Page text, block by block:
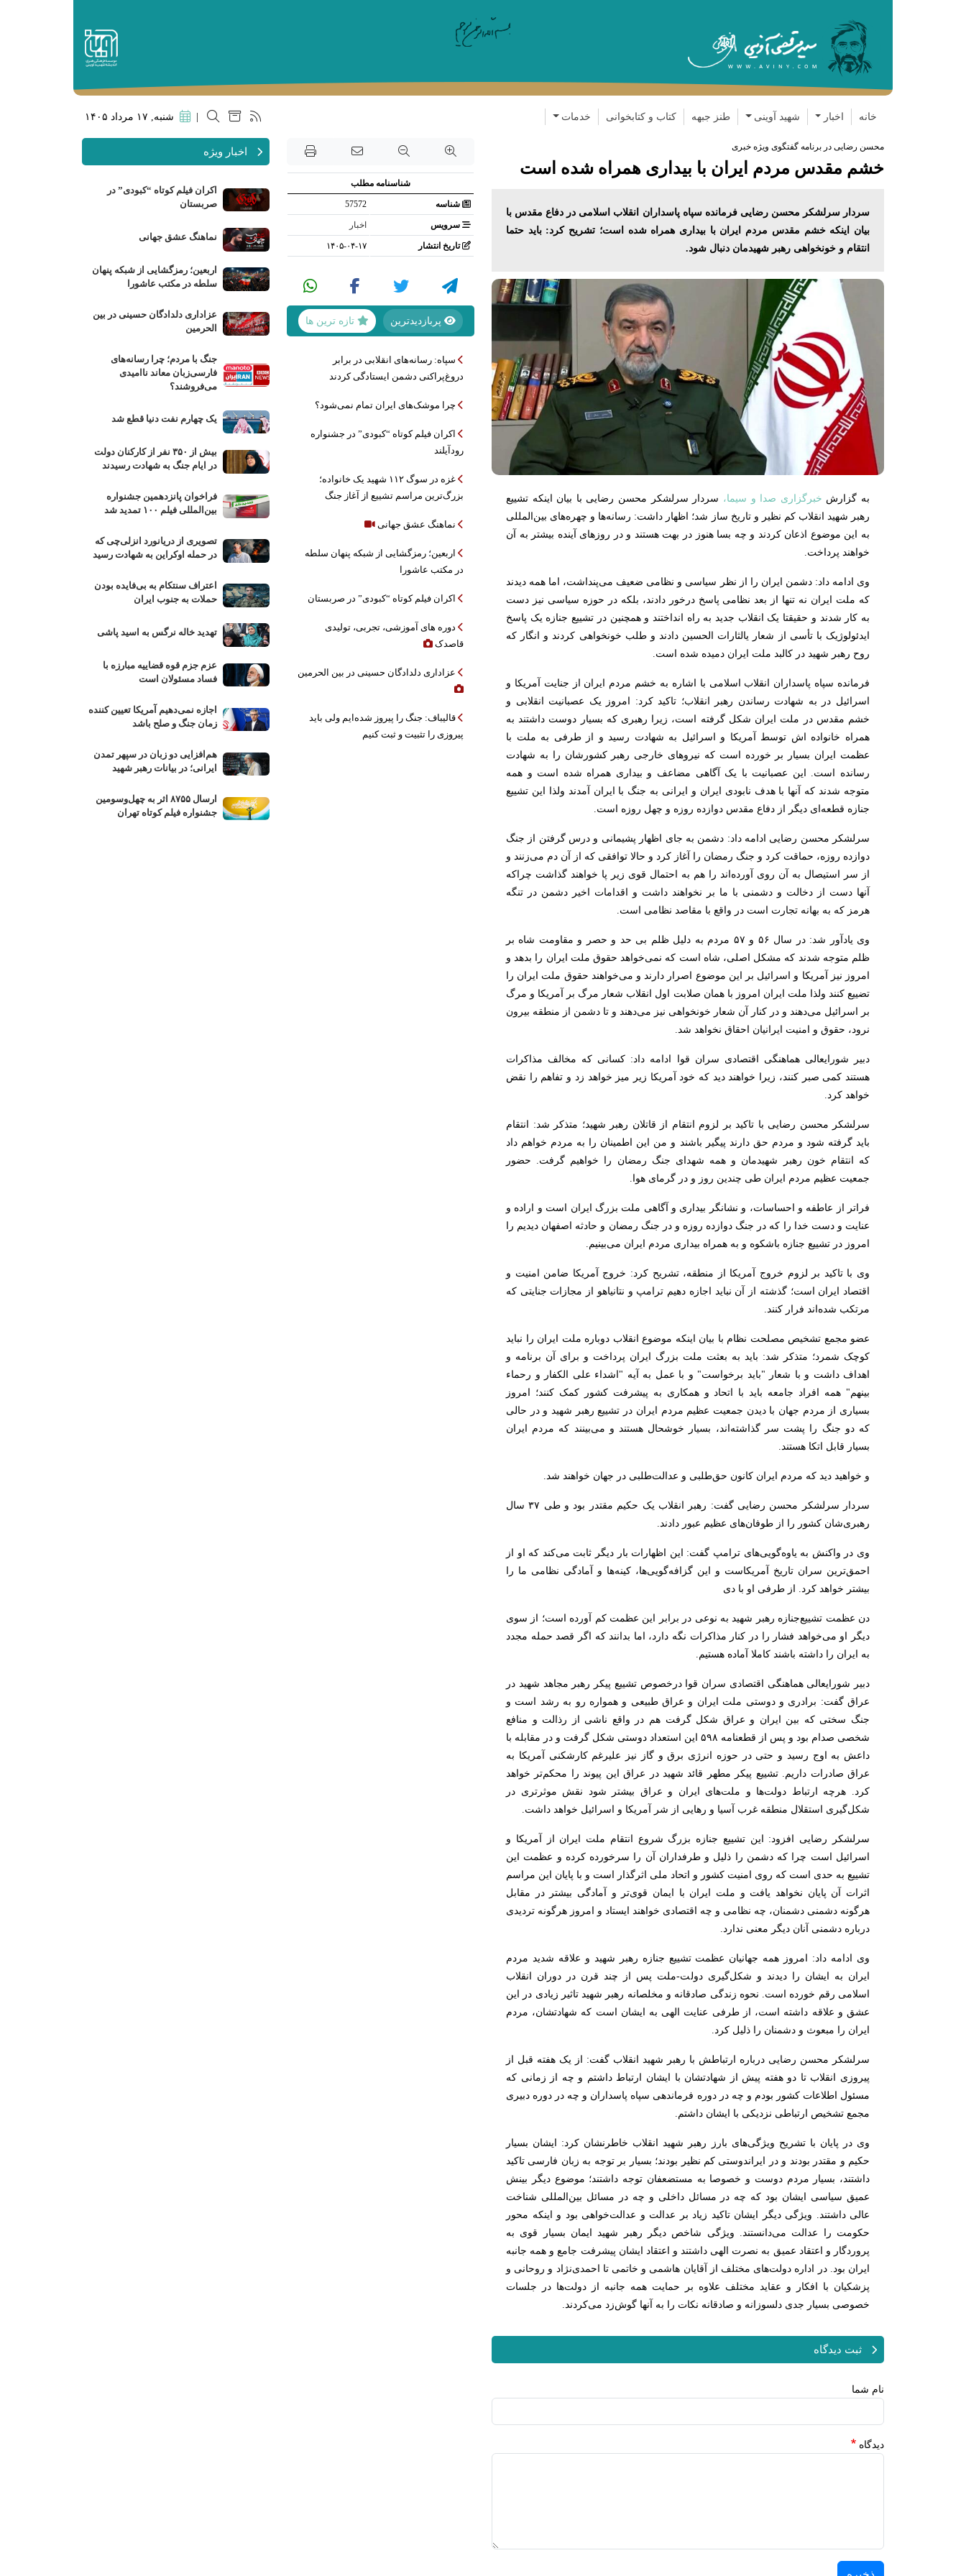
خانه اخبار شهید آوینی طنز جبهه کتاب و کتابخوانی خدمات شنبه, ۱۷ مرداد ۱۴۰۵
محسن رضایی در برنامه گفتگوی ویژه خبری
خشم مقدس مردم ایران با بیداری همراه شده است
سردار سرلشکر محسن رضایی فرمانده سپاه پاسداران انقلاب اسلامی در دفاع مقدس با
بیان اینکه خشم مقدس مردم ایران با بیداری همراه شده است؛ تشریح کرد: باید حتما
انتقام و خونخواهی رهبر شهیدمان دنبال شود.
به گزارش خبرگزاری صدا و سیما، سردار سرلشکر محسن رضایی با بیان اینکه تشییع
رهبر شهید انقلاب کم نظیر و تاریخ ساز شد؛ اظهار داشت: رسانه‌ها و چهره‌های بین‌المللی
به این موضوع اذعان کردند و چه بسا هنوز در بهت هستند و در روز‌های آینده بیشتر به آن
خواهند پرداخت.
وی ادامه داد: دشمن ایران را از نظر سیاسی و نظامی ضعیف می‌پنداشت، اما همه دیدند
که ملت ایران نه تنها از بعد نظامی پاسخ درخور دادند، بلکه در حوزه سیاسی نیز دست
به کار شدند و حقیقتا یک انقلاب جدید به راه انداختند و همچنین در تشییع جنازه یک پاسخ
ایدئولوژیک با تأسی از شعار یالثارات الحسین دادند و طلب خونخواهی کردند و انگار که
روح رهبر شهید در کالبد ملت ایران دمیده شده است.
فرمانده سپاه پاسداران انقلاب اسلامی با اشاره به خشم مردم ایران از جنایت آمریکا و
اسرائیل در به شهادت رساندن رهبر انقلاب؛ تاکید کرد: امروز یک عصبانیت انقلابی و
خشم مقدس در ملت ایران شکل گرفته است، زیرا رهبری که بسیار دوست داشتند به
همراه خانواده اش توسط آمریکا و اسرائیل به شهادت رسید و از طرفی به ملت با
عظمت ایران بسیار بر خورده است که نیرو‌های خارجی رهبر کشورشان را به شهادت
رسانده است. این عصبانیت با یک آگاهی مضاعف و بیداری همراه شده است و همه
متوجه شدند که آنها با هدف نابودی ایران و ایرانی به جنگ با ایران آمدند ولذا این تشییع
جنازه قطعه‌ای دیگر از دفاع مقدس دوازده روزه و چهل روزه است.
سرلشکر محسن رضایی ادامه داد: دشمن به جای اظهار پشیمانی و درس گرفتن از جنگ
دوازده روزه، حماقت کرد و جنگ رمضان را آغاز کرد و حالا توافقی که از آن دم می‌زنند و
از سر استیصال به آن روی آورده‌اند را هم به احتمال قوی زیر پا خواهند گذاشت چراکه
آنها دست از دخالت و دشمنی با ما بر نخواهند داشت و اقدامات اخیر دشمن در تنگه
هرمز که به بهانه تجارت است در واقع با مقاصد نظامی است.
وی یادآور شد: در سال ۵۶ و ۵۷ مردم به دلیل ظلم بی حد و حصر و مقاومت شاه بر
ظلم متوجه شدند که مشکل اصلی، شاه است که نمی‌خواهد حقوق ملت ایران را بدهد و
امروز نیز آمریکا و اسرائیل بر این موضوع اصرار دارند و می‌خواهند حقوق ملت ایران را
تضییع کنند ولذا ملت ایران امروز با همان صلابت اول انقلاب شعار مرگ بر آمریکا و مرگ
بر اسرائیل می‌دهند و در کنار آن شعار خونخواهی نیز می‌دهند و تا دشمن از منطقه بیرون
نرود، حقوق و امنیت ایرانیان احقاق نخواهد شد.
دبیر شورایعالی هماهنگی اقتصادی سران قوا ادامه داد: کسانی که مخالف مذاکرات
هستند کمی صبر کنند، زیرا خواهند دید که خود آمریکا زیر میز خواهد زد و تفاهم را نقض
خواهد کرد.
سرلشکر محسن رضایی با تاکید بر لزوم انتقام از قاتلان رهبر شهید؛ متذکر شد: انتقام
باید گرفته شود و مردم حق دارند پیگیر باشند و من این اطمینان را به مردم خواهم داد
که انتقام خون رهبر شهیدمان و همه شهدای جنگ رمضان را خواهیم گرفت. حضور
جمعیت عظیم مردم ایران طی چندین روز و در گرمای هوا.
فراتر از عاطفه و احساسات، و نشانگر بیداری و آگاهی ملت بزرگ ایران است و اراده و
عنایت و دست خدا را که در جنگ دوازده روزه و در جنگ رمضان و حادثه اصفهان دیدیم را
امروز در تشییع جنازه باشکوه و به همراه بیداری مردم ایران می‌بینیم.
وی با تاکید بر لزوم خروج آمریکا از منطقه، تشریح کرد: خروج آمریکا ضامن امنیت و
اقتصاد ایران است؛ گذشته از آن نباید اجازه دهیم ترامپ و نتانیاهو از مجازات جنایتی که
مرتکب شده‌اند فرار کنند.
عضو مجمع تشخیص مصلحت نظام با بیان اینکه موضوع انقلاب دوباره ملت ایران را نباید
کوچک شمرد؛ متذکر شد: باید به بعثت ملت بزرگ ایران پرداخت و برای آن برنامه و
اهداف داشت و با شعار "باید برخواست" و با عمل به آیه "اشداء علی الکفار و رحماء
بینهم" همه افراد جامعه باید با اتحاد و همکاری به پیشرفت کشور کمک کنند؛ امروز
بسیاری از مردم جهان با دیدن جمعیت عظیم مردم ایران در تشییع رهبر شهید و در حالی
که دو جنگ را پشت سر گذاشته‌اند، بسیار خوشحال هستند و می‌بینند که مردم ایران
بسیار قابل اتکا هستند.
و خواهید دید که مردم ایران کانون حق‌طلبی و عدالت‌طلبی در جهان خواهند شد.
سردار سرلشکر محسن رضایی گفت: رهبر انقلاب یک حکیم مقتدر بود و طی ۳۷ سال
رهبری‌شان کشور را از طوفان‌های عظیم عبور دادند.
وی در واکنش به یاوه‌گویی‌های ترامپ گفت: این اظهارات بار دیگر ثابت می‌کند که او از
احمق‌ترین سران تاریخ آمریکاست و این گزافه‌گویی‌ها، کینه‌ها و آمادگی نظامی ما را
بیشتر خواهد کرد. از طرفی او با دی
دن عظمت تشییع‌جنازه رهبر شهید به نوعی در برابر این عظمت کم آورده است؛ از سوی
دیگر او می‌خواهد فشار را در کنار مذاکرات نگه دارد، اما بدانند که اگر قصد حمله مجدد
به ایران را داشته باشند کاملا آماده هستیم.
دبیر شورایعالی هماهنگی اقتصادی سران قوا درخصوص تشییع پیکر رهبر مجاهد شهید در
عراق گفت: برادری و دوستی ملت ایران و عراق طبیعی و همواره رو به رشد است و
جنگ سختی که بین ایران و عراق شکل گرفت هم در واقع ناشی از رذالت و منافع
شخصی صدام بود و پس از قطعنامه ۵۹۸ این استعداد دوستی شکل گرفت و در مقابله با
داعش به اوج رسید و حتی در حوزه انرژی برق و گاز نیز علیرغم کارشکنی آمریکا به
عراق صادرات داریم. تشییع پیکر مطهر قائد شهید در عراق این پیوند را محکم‌تر خواهد
کرد. هرچه ارتباط دولت‌ها و ملت‌های ایران و عراق بیشتر شود نقش موثرتری در
شکل‌گیری استقلال منطقه غرب آسیا و رهایی از شر آمریکا و اسرائیل خواهد داشت.
سرلشکر رضایی افزود: این تشییع جنازه بزرگ شروع انتقام ملت ایران از آمریکا و
اسرائیل است چرا که دشمن را ذلیل و طرفداران آن را سرخورده کرده و عظمت این
تشییع به حدی است که روی امنیت کشور و اتحاد ملی اثرگذار است و با پایان این مراسم
اثرات آن پایان نخواهد یافت و ملت ایران با ایمان قوی‌تر و آمادگی بیشتر در مقابل
هرگونه دشمنی دشمنان، چه نظامی و چه اقتصادی خواهند ایستاد و امروز هرگونه تردیدی
درباره دشمنی آنان دیگر معنی ندارد.
وی ادامه داد: امروز همه جهانیان عظمت تشییع جنازه رهبر شهید و علاقه شدید مردم
ایران به ایشان را دیدند و شکل‌گیری دولت-ملت پس از چند قرن در دوران انقلاب
اسلامی رقم خورده است. نحوه زندگی صادقانه و مخلصانه رهبر شهید تاثیر زیادی در این
عشق و علاقه داشته است، از طرفی عنایت الهی به ایشان است که شهادتشان، مردم
ایران را مبعوث و دشمنان را ذلیل کرد.
سرلشکر محسن رضایی درباره ارتباطش با رهبر شهید انقلاب گفت: از یک هفته قبل از
پیروزی انقلاب تا دو هفته پیش از شهادتشان با ایشان ارتباط داشتم و چه از زمانی که
مسئول اطلاعات کشور بودم و چه در دوره فرماندهی سپاه پاسداران و چه در دوره دبیری
مجمع تشخیص ارتباطی نزدیکی با ایشان داشتم.
وی در پایان با تشریح ویژگی‌های بارز رهبر شهید انقلاب خاطرنشان کرد: ایشان بسیار
حکیم و مقتدر بودند و در ایراندوستی کم نظیر بودند؛ بسیار بر توجه به زبان فارسی تاکید
داشتند، بسیار مردم دوست و خصوصا به مستضعفان توجه داشتند؛ موضوع دیگر بینش
عمیق سیاسی ایشان بود که چه در مسائل داخلی و چه در مسائل بین‌المللی شناخت
عالی داشتند. ویژگی دیگر ایشان تاکید زیاد بر عدالت و عدالت‌خواهی بود و اینکه محور
حکومت را عدالت می‌دانستند. ویژگی شاخص دیگر رهبر شهید ایمان بسیار قوی به
پروردگار و اعتقاد عمیق به نصرت الهی داشتند و اعتقاد ایشان پیشرفت جامع و همه جانبه
ایران بود. در اداره دولت‌های مختلف از آقایان هاشمی و خاتمی تا احمدی‌نژاد و روحانی و
پزشکیان با افکار و عقاید مختلف علاوه بر حمایت همه جانبه از دولت‌ها در جلسات
خصوصی بسیار جدی دلسوزانه و صادقانه نکات را به آنها گوش‌زد می‌کردند.
ثبت دیدگاه
نام شما
دیدگاه
شناسنامه مطلب
شناسه 57572
سرویس اخبار
تاریخ انتشار ۱۴۰۵-۰۴-۱۷
پربازدیدترین تازه ترین ها
سپاه: رسانه‌های انقلابی در برابر
دروغ‌پراکنی دشمن ایستادگی کردند
چرا موشک‌های ایران تمام نمی‌شود؟
اکران فیلم کوتاه “کبودی” در جشنواره
رودآیلند
غزه در سوگ ۱۱۲ شهید یک خانواده؛
بزرگ‌ترین مراسم تشییع از آغاز جنگ
نماهنگ عشق جهانی
اربعین؛ رمزگشایی از شبکه پنهان سلطه
در مکتب عاشورا
اکران فیلم کوتاه “کبودی” در صربستان
دوره های آموزشی، تجربی، تولیدی
قاصدک
عزاداری دلدادگان حسینی در بین الحرمین
قالیباف: جنگ را پیروز شده‌ایم ولی باید
پیروزی را تثبیت و ثبت کنیم
اخبار ویژه
اکران فیلم کوتاه “کبودی” در
صربستان
نماهنگ عشق جهانی
اربعین؛ رمزگشایی از شبکه پنهان
سلطه در مکتب عاشورا
عزاداری دلدادگان حسینی در بین
الحرمین
جنگ با مردم؛ چرا رسانه‌های
فارسی‌زبان معاند ناامیدی
می‌فروشند؟
یک چهارم نفت دنیا قطع شد
بیش از ۳۵۰ نفر از کارکنان دولت
در ایام جنگ به شهادت رسیدند
فراخوان پانزدهمین جشنواره
بین‌المللی فیلم ۱۰۰ تمدید شد
تصویری از دریانورد انزلی‌چی که
در حمله اوکراین به شهادت رسید
اعتراف سنتکام به بی‌فایده بودن
حملات به جنوب ایران
تهدید خاله نرگس به اسید پاشی
عزم جزم قوه قضاییه مبارزه با
فساد مسئولان است
اجازه نمی‌دهیم آمریکا تعیین کننده
زمان جنگ و صلح باشد
هم‌افزایی دو زبان در سپهر تمدن
ایرانی؛ در بیانات رهبر شهید
ارسال ۸۷۵۵ اثر به چهل‌وسومین
جشنواره فیلم کوتاه تهران